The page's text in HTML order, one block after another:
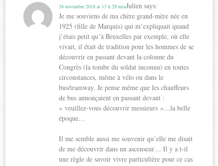
Julien says:
28 novembre 2018 at 13 h 29 min
Je me souviens de ma chère grand-mère née en
1925 (fille de Marquis) qui m’expliquait quand
j’étais petit qu’à Bruxelles par exemple, où elle
vivait, il était de tradition pour les hommes de se
découvrir en passant devant la colonne du
Congrès (la tombe du soldat inconnu) en toutes
circonstances, même à vélo ou dans le
bus/tramway. Je pense même que les chauffeurs
de bus annonçaient en passant devant :
« veuillez-vous découvrir messieurs »…la belle
époque…
Il me semble aussi me souvenir qu’elle me disait
de me découvrir dans un ascenseur… Il y a t-il
une règle de savoir vivre particulière pour ce cas